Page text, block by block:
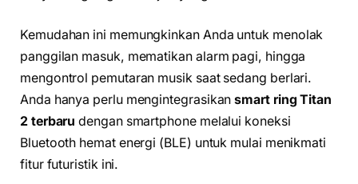
Kemudahan ini memungkinkan Anda untuk menolak
panggilan masuk, mematikan alarm pagi, hingga
mengontrol pemutaran musik saat sedang berlari.
Anda hanya perlu mengintegrasikansmart ring Titan
2 terbaru dengan smartphone melalui koneksi
Bluetooth hemat energi (BLE) untuk mulai menikmati
fitur futuristik ini.